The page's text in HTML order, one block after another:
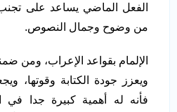
الفعل الماضي يساعد على تجنب
من وضوح وجمال النصوص.
الإلمام بقواعد الإعراب، ومن
ويعزز جودة الكتابة وقوتها،
فأنه له أهمية كبيرة جدا في